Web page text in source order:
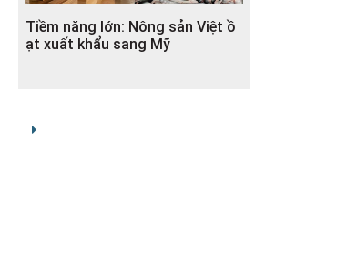
Tiềm năng lớn: Nông sản Việt ồ
ạt xuất khẩu sang Mỹ